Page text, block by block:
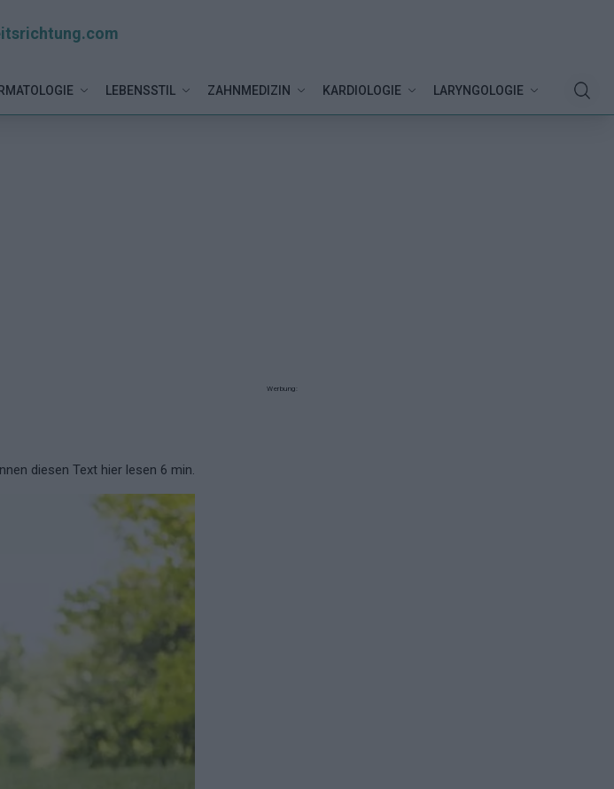
LEBENSSTIL ZAHNMEDIZIN KARDIOLOGIE LARYNGOLOGIE
diesen Text hier lesen 6 min.
Werbung: